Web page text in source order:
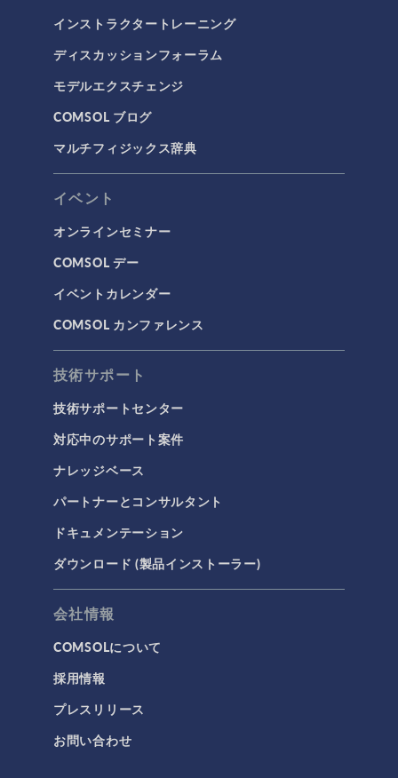
インストラクタートレーニング
ディスカッションフォーラム
モデルエクスチェンジ
COMSOL ブログ
マルチフィジックス辞典
イベント
オンラインセミナー
COMSOL デー
イベントカレンダー
COMSOL カンファレンス
技術サポート
技術サポートセンター
対応中のサポート案件
ナレッジベース
パートナーとコンサルタント
ドキュメンテーション
ダウンロード (製品インストーラー)
会社情報
COMSOLについて
採用情報
プレスリリース
お問い合わせ